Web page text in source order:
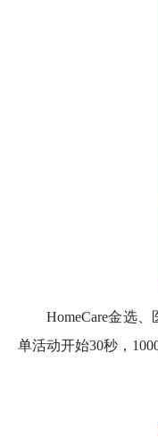
HomeCare金选
单活动开始30秒，